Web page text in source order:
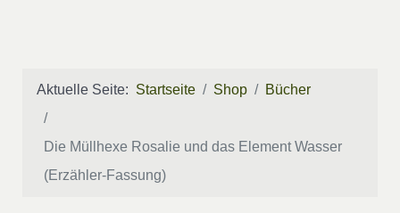
Aktuelle Seite: Startseite Shop Bücher
Die Müllhexe Rosalie und das Element Wasser
(Erzähler-Fassung)